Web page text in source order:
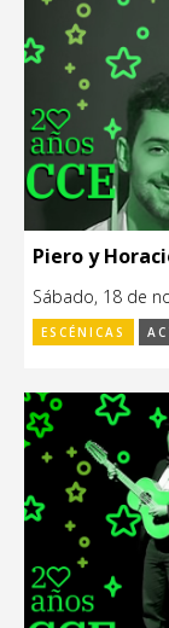
Piero y
Sábado, 18 de
ESCÉNICAS